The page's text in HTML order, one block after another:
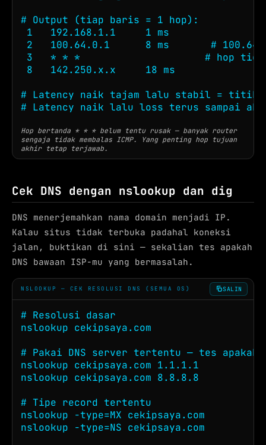
# Output (tiap baris = 1 hop):
1   192.168.1.1     1 ms
2   100.64.0.1      8 ms       #
3   * * *                     # hop tidak
8   142.250.x.x     18 ms
# Latency naik tajam lalu stabil = titik
# Latency naik lalu loss terus sampai
Hop bertanda * * * belum tentu rusak — banyak router
sengaja tidak membalas ICMP. Yang penting hop tujuan
akhir tetap terjawab.
Cek DNS dengan nslookup dan dig
DNS menerjemahkan nama domain menjadi IP.
Kalau situs tidak terbuka padahal koneksi
jalan, buktikan di sini — sekalian tes apakah
DNS bawaan ISP-mu yang bermasalah.
NSLOOKUP — CEK RESOLUSI DNS (SEMUA OS) SALIN
# Resolusi dasar
nslookup cekipsaya.com
# Pakai DNS server tertentu — tes apakah
nslookup cekipsaya.com 1.1.1.1
nslookup cekipsaya.com 8.8.8.8
# Tipe record tertentu
nslookup -type=MX cekipsaya.com
nslookup -type=NS cekipsaya.com